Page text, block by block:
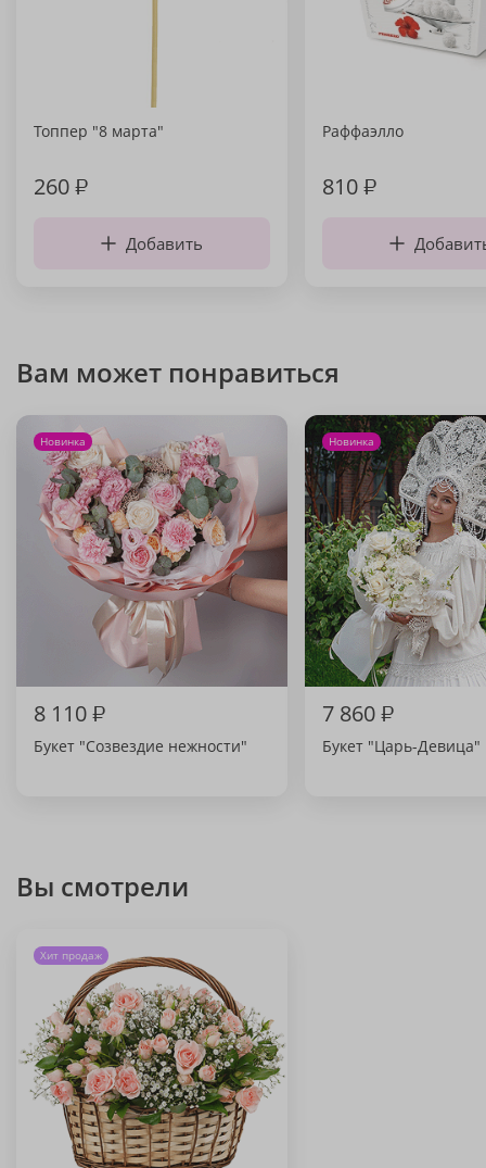
Топпер "8 марта"
260₽
Добавить
Раффаэлло
810₽
Вам может понравиться
Новинка
8 110₽
Букет "Созвездие нежности"
Новинка
7 860₽
Букет "Царь-Девица"
Вы смотрели
Хит продаж